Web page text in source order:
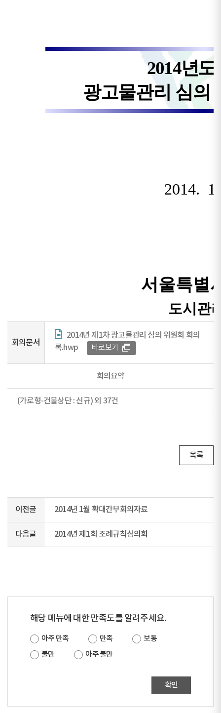
회의문서
2014년 제1차 광고물관리 심의 위원회 회의
록.hwp
바로보기
회의요약
(가로형-건물상단 : 신규) 외 37건
목록
이전글 2014년 1월 확대간부회의자료
다음글 2014년 제1회 조례규칙심의회
해당 메뉴에 대한 만족도를 알려주세요.
아주 만족 만족
보통
불만
아주 불만
확인